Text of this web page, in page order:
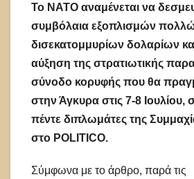
Το ΝΑΤΟ αναμένεται να
συμβόλαια εξοπλισμών
δισεκατομμυρίων δολαρίων
αύξηση της στρατιωτικής
σύνοδο κορυφής που θα
στην Άγκυρα στις 7-8
πέντε διπλωμάτες της
στο POLITICO.
Σύμφωνα με το άρθρο, παρά τις